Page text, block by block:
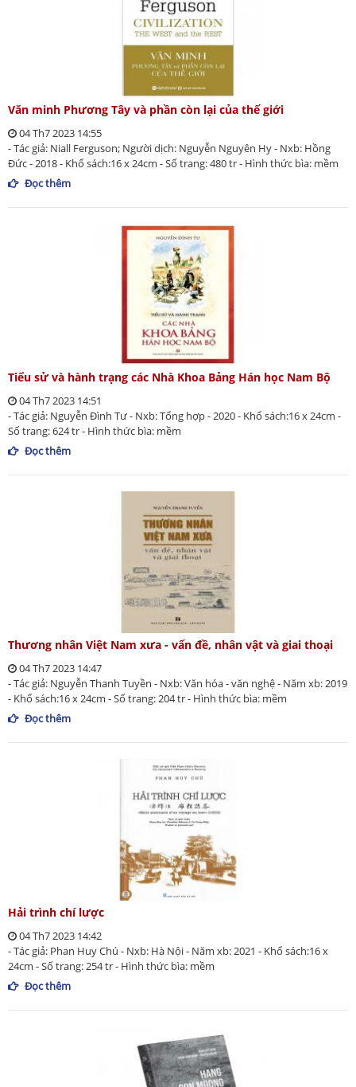
Văn minh Phương Tây và phần còn lại của thế giới
04 Th7 2023 14:55
- Tác giả: Niall Ferguson; Người dịch: Nguyễn Nguyên Hy - Nxb: Hồng
Đức - 2018 - Khổ sách:16 x 24cm - Số trang: 480 tr - Hình thức bìa: mềm
Đọc thêm
Tiểu sử và hành trạng các Nhà Khoa Bảng Hán học Nam Bộ
04 Th7 2023 14:51
- Tác giả: Nguyễn Đình Tư - Nxb: Tổng hợp - 2020 - Khổ sách:16 x 24cm -
Số trang: 624 tr - Hình thức bìa: mềm
Đọc thêm
Thương nhân Việt Nam xưa - vấn đề, nhân vật và giai thoại
04 Th7 2023 14:47
- Tác giả: Nguyễn Thanh Tuyền - Nxb: Văn hóa - văn nghệ - Năm xb: 2019
- Khổ sách:16 x 24cm - Số trang: 204 tr - Hình thức bìa: mềm
Đọc thêm
Hải trình chí lược
04 Th7 2023 14:42
- Tác giả: Phan Huy Chú - Nxb: Hà Nội - Năm xb: 2021 - Khổ sách:16 x
24cm - Số trang: 254 tr - Hình thức bìa: mềm
Đọc thêm